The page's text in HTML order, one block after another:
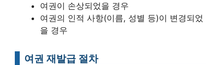
여권이 손상되었을 경우
여권의 인적 사항(이름, 성별 등)이 변경되었
을 경우
여권 재발급 절차